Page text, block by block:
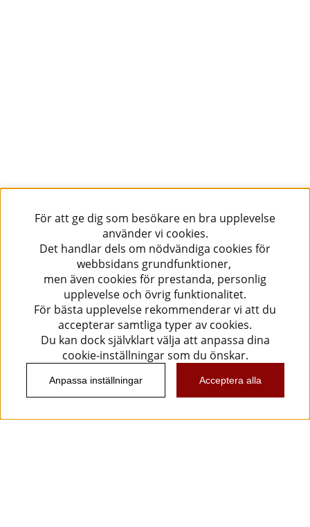
För att ge dig som besökare en bra upplevelse
använder vi cookies.
Det handlar dels om nödvändiga cookies för
webbsidans grundfunktioner,
men även cookies för prestanda, personlig
upplevelse och övrig funktionalitet.
För bästa upplevelse rekommenderar vi att du
accepterar samtliga typer av cookies.
Du kan dock självklart välja att anpassa dina
cookie-inställningar som du önskar.
Anpassa inställningar Acceptera alla